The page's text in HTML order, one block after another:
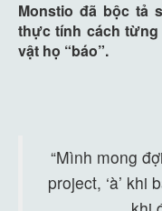
Monstio đã bộc tả
thực tính cách từng
vật họ “báo”.
“Mình mong
project, ‘à’ khi